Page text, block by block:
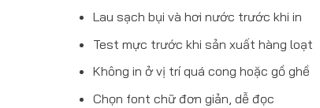
Lau sạch bụi và hơi nước trước khi in
Test mực trước khi sản xuất hàng loạt
Không in ở vị trí quá cong hoặc gồ ghề
Chọn font chữ đơn giản, dễ đọc